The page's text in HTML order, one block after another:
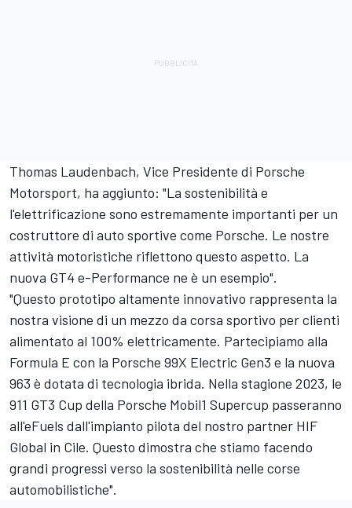
Thomas Laudenbach, Vice Presidente di Porsche
Motorsport, ha aggiunto: "La sostenibilità e
l'elettrificazione sono estremamente importanti per un
costruttore di auto sportive come Porsche. Le nostre
attività motoristiche riflettono questo aspetto. La
nuova GT4 e-Performance ne è un esempio".
"Questo prototipo altamente innovativo rappresenta la
nostra visione di un mezzo da corsa sportivo per clienti
alimentato al 100% elettricamente. Partecipiamo alla
Formula E con la Porsche 99X Electric Gen3 e la nuova
963 è dotata di tecnologia ibrida. Nella stagione 2023, le
911 GT3 Cup della Porsche Mobil1 Supercup passeranno
all'eFuels dall'impianto pilota del nostro partner HIF
Global in Cile. Questo dimostra che stiamo facendo
grandi progressi verso la sostenibilità nelle corse
automobilistiche".